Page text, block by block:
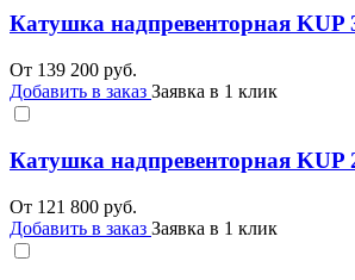
Катушка надпревенторная KUP
От 139 200 руб.
Добавить в заказ Заявка в 1 клик
Катушка надпревенторная KUP
От 121 800 руб.
Добавить в заказ Заявка в 1 клик